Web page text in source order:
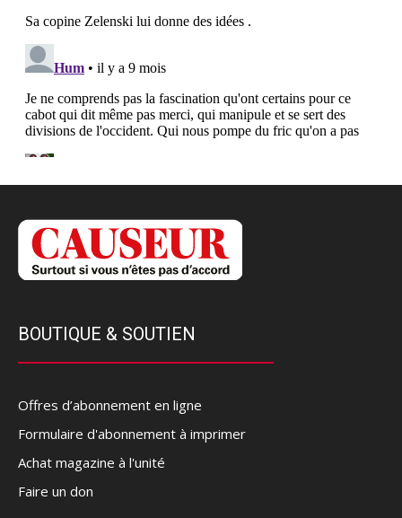
BOUTIQUE & SOUTIEN
Offres d’abonnement en ligne
Formulaire d'abonnement à imprimer
Achat magazine à l'unité
Faire un don